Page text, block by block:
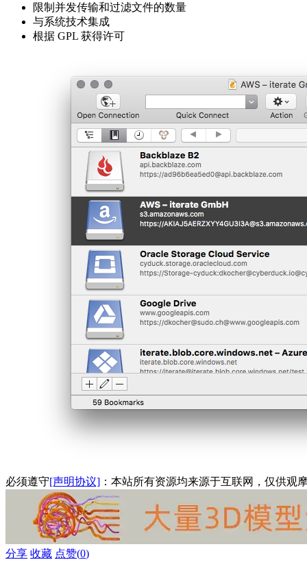
限制并发传输和过滤文件的数量
与系统技术集成
根据 GPL 获得许可
必须遵守[声明协议] ：本站所有资源均来源于互联网，仅供观
分享 收藏 点赞(0)